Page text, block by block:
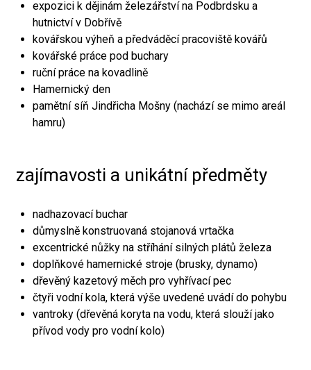
expozici k dějinám železářství na Podbrdsku a
hutnictví v Dobřívě
kovářskou výheň a předváděcí pracoviště kovářů
kovářské práce pod buchary
ruční práce na kovadlině
Hamernický den
pamětní síň Jindřicha Mošny (nachází se mimo areál
hamru)
zajímavosti a unikátní předměty
nadhazovací buchar
důmyslně konstruovaná stojanová vrtačka
excentrické nůžky na stříhání silných plátů železa
doplňkové hamernické stroje (brusky, dynamo)
dřevěný kazetový měch pro vyhřívací pec
čtyři vodní kola, která výše uvedené uvádí do pohybu
vantroky (dřevěná koryta na vodu, která slouží jako
přívod vody pro vodní kolo)